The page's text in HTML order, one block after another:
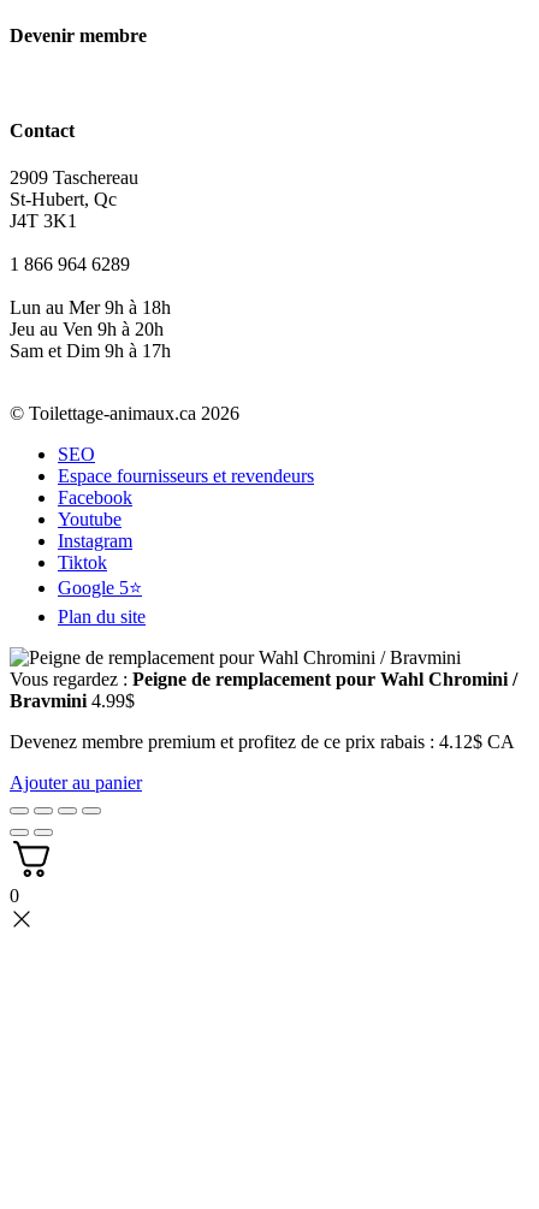
Devenir membre
Contact
2909 Taschereau
St-Hubert, Qc
J4T 3K1
1 866 964 6289
Lun au Mer 9h à 18h
Jeu au Ven 9h à 20h
Sam et Dim 9h à 17h
© Toilettage-animaux.ca 2026
SEO
Espace fournisseurs et revendeurs
Facebook
Youtube
Instagram
Tiktok
Google 5⭐
Plan du site
Vous regardez : Peigne de remplacement pour Wahl Chromini /
Bravmini 4.99$
Devenez membre premium et profitez de ce prix rabais : 4.12$ CA
Ajouter au panier
0